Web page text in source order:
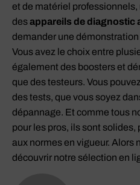
et de matériel
desappareils de diagnostic
demander une
Vous avez le choix entre
également des boosters et
que des testeurs. Vous
des tests, que vous soyez
dépannage. Et comme tous
pour les pros, ils sont
aux normes en vigueur. Alors
découvrir notre sélection en